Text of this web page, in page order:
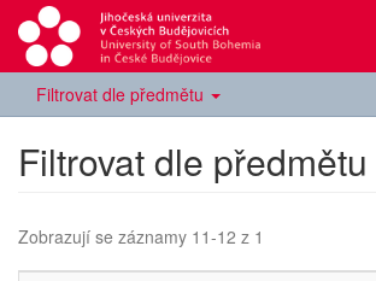
Filtrovat dle předmětu
Filtrovat dle předmětu
Zobrazují se záznamy 11-12 z 1